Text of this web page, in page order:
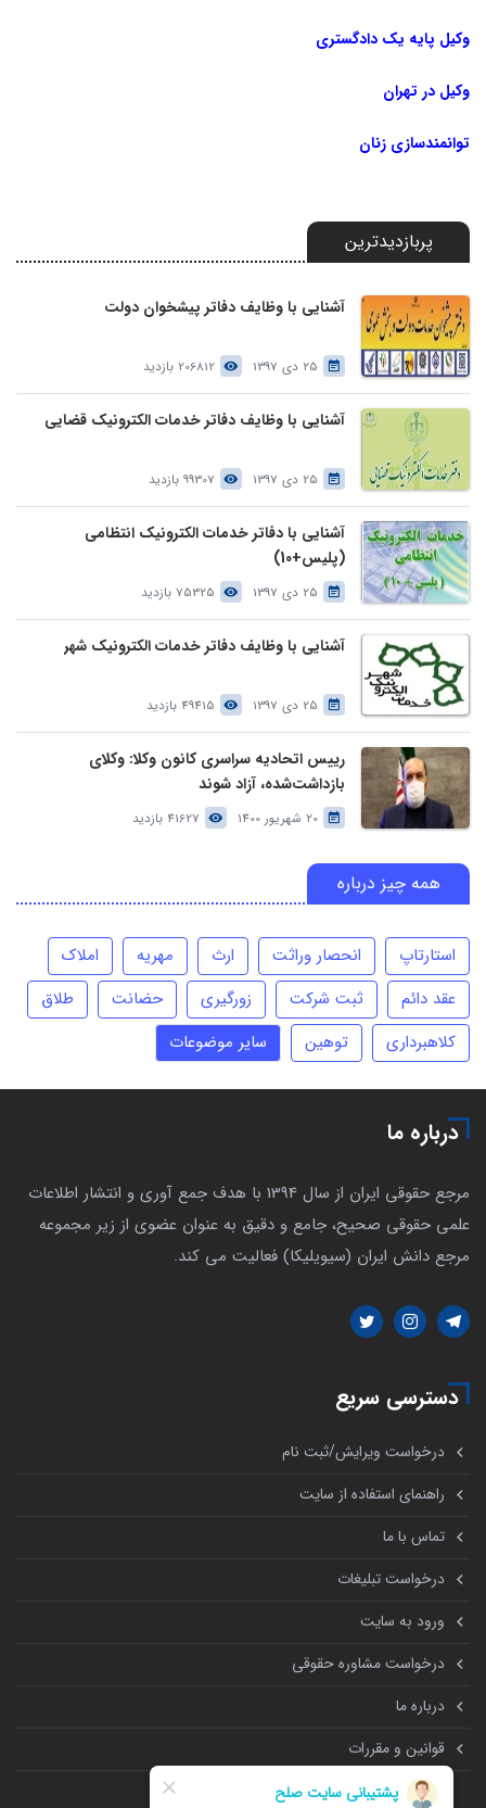
وکیل پایه یک دادگستری
وکیل در تهران
توانمندسازی زنان
پربازدیدترین
آشنایی با وظایف دفاتر پیشخوان دولت
25 دی 1397 206812 بازدید
آشنایی با وظایف دفاتر خدمات الکترونیک قضایی
25 دی 1397 99307 بازدید
آشنایی با دفاتر خدمات الکترونیک انتظامی
(پلیس+10)
25 دی 1397 75325 بازدید
آشنایی با وظایف دفاتر خدمات الکترونیک شهر
25 دی 1397 49415 بازدید
رییس اتحادیه سراسری کانون وکلا: وکلای
بازداشت‌شده، آزاد شوند
20 شهریور 1400 41627 بازدید
همه چیز درباره
استارتاپ انحصار وراثت ارث مهریه
املاک
عقد دائم
ثبت شرکت زورگیری حضانت
طلاق
کلاهبرداری
توهین سایر موضوعات
درباره ما
مرجع حقوقی ایران از سال 1394 با هدف جمع آوری و انتشار اطلاعات
علمی حقوقی صحیح، جامع و دقیق به عنوان عضوی از زیر مجموعه
مرجع دانش ایران (سیویلیکا) فعالیت می کند.
دسترسی سریع
درخواست ویرایش/ثبت نام
راهنمای استفاده از سایت
تماس با ما
درخواست تبلیغات
ورود به سایت
درخواست مشاوره حقوقی
درباره ما
قوانین و مقررات